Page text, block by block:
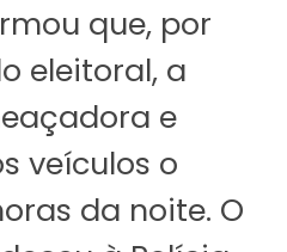
que, por
eleitoral, a
e
veículos o
da noite. O